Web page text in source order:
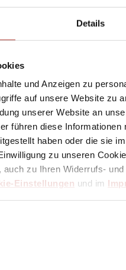
Details
und Anzeigen zu
auf unsere Website zu
unserer Website an
führen diese
haben oder die sie
zu unseren
zu Ihren Widerrufs-
Einstellungen und im